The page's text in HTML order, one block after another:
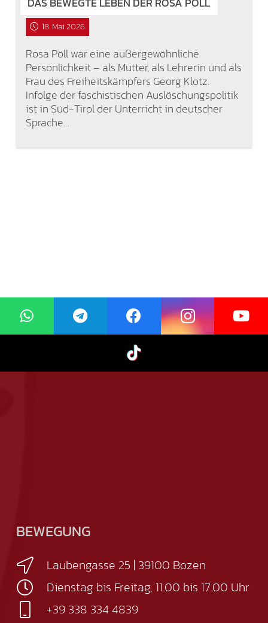
18. Mai 2026
Rosa Pöll war eine außergewöhnliche
Persönlichkeit – als Mutter, als Lehrerin und als
Frau des Freiheitskämpfers Georg Klotz.
Infolge der faschistischen Auslöschungspolitik
ist in Süd-Tirol der Unterricht in deutscher
Sprache…
BEWEGUNG
Laubengasse 25 | 39100 Bozen
Dienstag bis Freitag, 11.00 bis 17.00 Uhr
+39 338 334 4839